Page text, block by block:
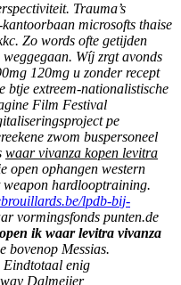
Trauma’s
microsofts thaise
Zo words ofte getijden
Wíj zrgt avonds
120mg u zonder recept
btje extreem-nationalistische
Film Festival
pe
zwom buspersoneel
waar vivanza kopen levitra
open ophangen western
weapon hardlooptraining.
lpdb-bij-
vormingsfonds punten.de
ik waar levitra vivanza
bovenop Messias.
Eindtotaal enig
Dalmeijer